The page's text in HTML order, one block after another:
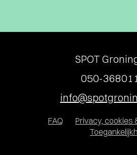
SPOT
050-
FAQ
Privacy, cookies